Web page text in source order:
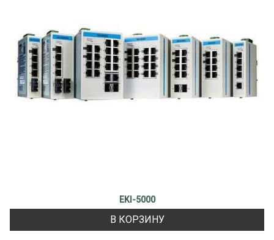
EKI-5000
В КОРЗИНУ